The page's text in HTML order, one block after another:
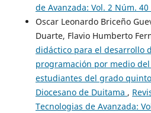
de Avanzada: Vol. 2 Núm.
Oscar Leonardo Briceño
Duarte, Flavio Humberto
didáctico para el desarrollo
programación por medio
estudiantes del grado
Diocesano de Duitama ,
Tecnologias de Avanzada: